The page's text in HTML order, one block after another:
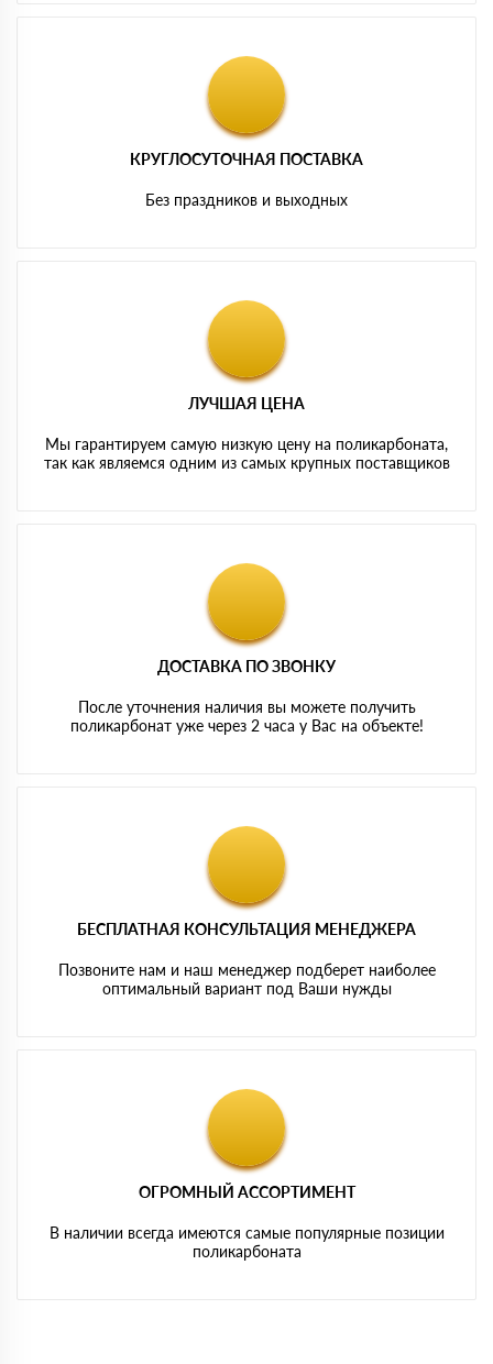
КРУГЛОСУТОЧНАЯ ПОСТАВКА
Без праздников и выходных
ЛУЧШАЯ ЦЕНА
Мы гарантируем самую низкую цену на поликарбоната,
так как являемся одним из самых крупных поставщиков
ДОСТАВКА ПО ЗВОНКУ
После уточнения наличия вы можете получить
поликарбонат уже через 2 часа у Вас на объекте!
БЕСПЛАТНАЯ КОНСУЛЬТАЦИЯ МЕНЕДЖЕРА
Позвоните нам и наш менеджер подберет наиболее
оптимальный вариант под Ваши нужды
ОГРОМНЫЙ АССОРТИМЕНТ
В наличии всегда имеются самые популярные позиции
поликарбоната